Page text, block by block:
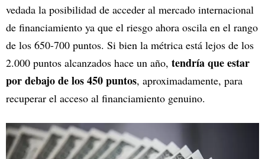
vedada la posibilidad de acceder al mercado internacional
de financiamiento ya que el riesgo ahora oscila en el rango
de los 650-700 puntos. Si bien la métrica está lejos de los
2.000 puntos alcanzados hace un año, tendría que estar
por debajo de los 450 puntos, aproximadamente, para
recuperar el acceso al financiamiento genuino.